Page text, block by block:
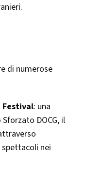
di numerose
Festival: una
DOCG, il
nei